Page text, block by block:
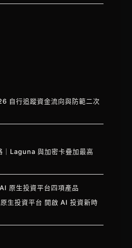
自行追蹤資金流向與防範二次
｜Laguna 與加密卡疊加最高
生投資平台 開啟 AI 投資新時